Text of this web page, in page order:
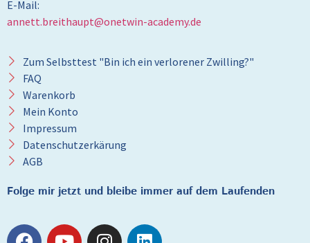
E-Mail:
annett.breithaupt@onetwin-academy.de
Zum Selbsttest "Bin ich ein verlorener Zwilling?"
FAQ
Warenkorb
Mein Konto
Impressum
Datenschutzerkärung
AGB
Folge mir jetzt und bleibe immer auf dem Laufenden